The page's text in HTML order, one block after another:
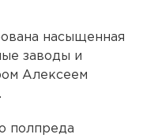
насыщенная
заводы и
Алексеем
полпреда